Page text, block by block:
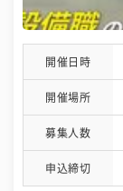
開催日時
開催場所
募集人数
申込締切